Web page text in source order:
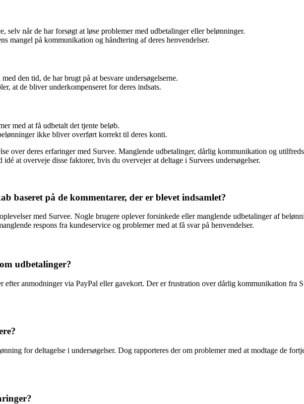
selv når de har forsøgt at løse problemer med udbetalinger eller belønninger.
mangel på kommunikation og håndtering af deres henvendelser.
den tid, de har brugt på at besvare undersøgelserne.
at de bliver underkompenseret for deres indsats.
med at få udbetalt det tjente beløb.
ikke bliver overført korrekt til deres konti.
over deres erfaringer med Survee. Manglende udbetalinger, dårlig kommunikation og
at overveje disse faktorer, hvis du overvejer at deltage i Survees undersøgelser.
baseret på de kommentarer, der er blevet indsamlet?
med Survee. Nogle brugere oplever forsinkede eller manglende udbetalinger af
respons fra kundeservice og problemer med at få svar på henvendelser.
udbetalinger?
anmodninger via PayPal eller gavekort. Der er frustration over dårlig kommunikation fra
for deltagelse i undersøgelser. Dog rapporteres der om problemer med at modtage de